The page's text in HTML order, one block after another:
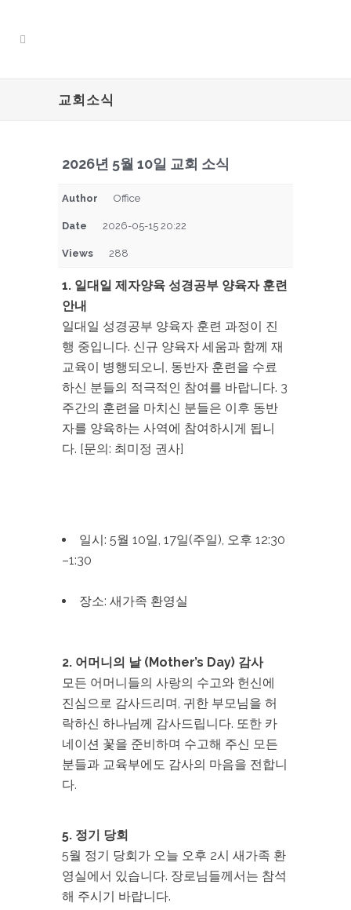
교회소식
2026년 5월 10일 교회 소식
Author Office
Date 2026-05-15 20:22
Views 288
1. 일대일 제자양육 성경공부 양육자 훈련
안내
일대일 성경공부 양육자 훈련 과정이 진
행 중입니다. 신규 양육자 세움과 함께 재
교육이 병행되오니, 동반자 훈련을 수료
하신 분들의 적극적인 참여를 바랍니다. 3
주간의 훈련을 마치신 분들은 이후 동반
자를 양육하는 사역에 참여하시게 됩니
다. [문의: 최미정 권사]
일시: 5월 10일, 17일(주일), 오후 12:30
–1:30
장소: 새가족 환영실
2. 어머니의 날 (Mother’s Day) 감사
모든 어머니들의 사랑의 수고와 헌신에
진심으로 감사드리며, 귀한 부모님을 허
락하신 하나님께 감사드립니다. 또한 카
네이션 꽃을 준비하며 수고해 주신 모든
분들과 교육부에도 감사의 마음을 전합니
다.
5. 정기 당회
5월 정기 당회가 오늘 오후 2시 새가족 환
영실에서 있습니다. 장로님들께서는 참석
해 주시기 바랍니다.